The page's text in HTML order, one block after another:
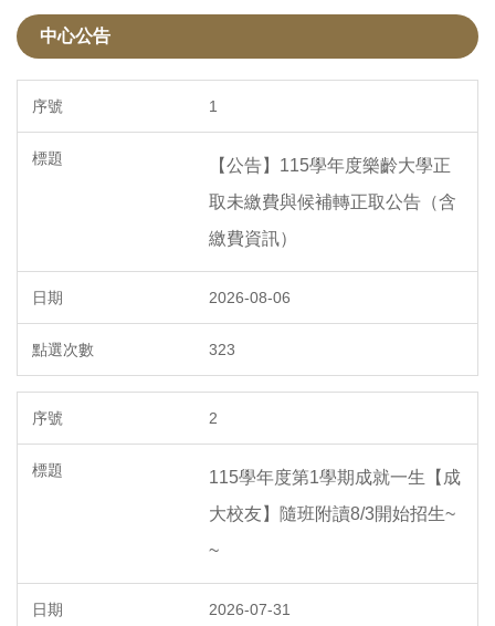
推廣教育課程暨報名
推廣教育學習｜研討會資訊
相關規章暨表單下載
中心公告
1
【公告】115學年度樂齡大學正
取未繳費與候補轉正取公告（含
繳費資訊）
2026-08-06
323
2
115學年度第1學期成就一生【成
大校友】隨班附讀8/3開始招生~
~
2026-07-31